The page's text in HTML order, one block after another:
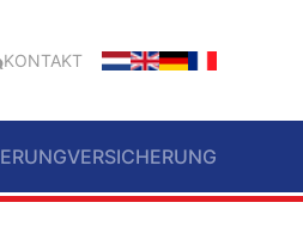
KONTAKT
VERSICHERUNG